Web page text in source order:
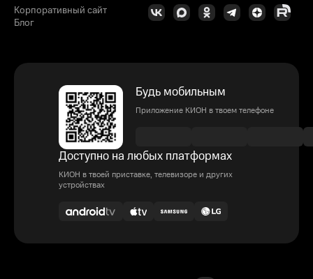
Корпоративный сайт
Блог
Будь мобильным
Приложение КИОН в твоем телефоне
Доступно на любых платформах
КИОН в твоей приставке, телевизоре и других
устройствах